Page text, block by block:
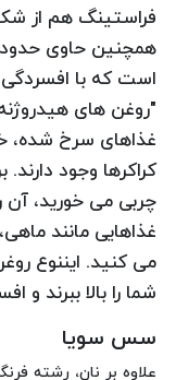
فراستینگ هم از
است که با افسردگی
"روغن های
غذاهای سرخ شده،
کراکرها وجود
چربی می خورید، آن
غذاهایی مانند
می کنید. ایننوع
شما را بالا ببرند و
سس سویا
علاوه بر نان، رشته